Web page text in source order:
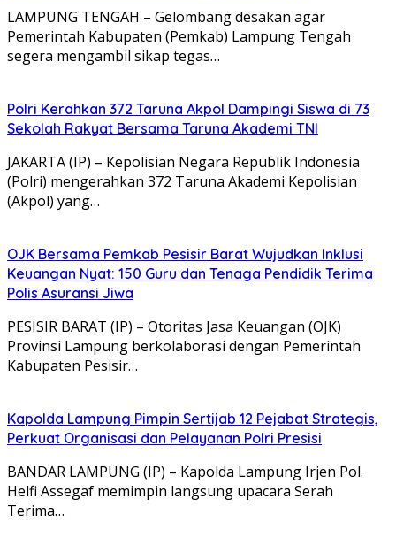
LAMPUNG TENGAH – Gelombang desakan agar
Pemerintah Kabupaten (Pemkab) Lampung Tengah
segera mengambil sikap tegas…
Polri Kerahkan 372 Taruna Akpol Dampingi Siswa di 73
Sekolah Rakyat Bersama Taruna Akademi TNI
JAKARTA (IP) – Kepolisian Negara Republik Indonesia
(Polri) mengerahkan 372 Taruna Akademi Kepolisian
(Akpol) yang…
OJK Bersama Pemkab Pesisir Barat Wujudkan Inklusi
Keuangan Nyat: 150 Guru dan Tenaga Pendidik Terima
Polis Asuransi Jiwa
PESISIR BARAT (IP) – Otoritas Jasa Keuangan (OJK)
Provinsi Lampung berkolaborasi dengan Pemerintah
Kabupaten Pesisir…
Kapolda Lampung Pimpin Sertijab 12 Pejabat Strategis,
Perkuat Organisasi dan Pelayanan Polri Presisi
BANDAR LAMPUNG (IP) – Kapolda Lampung Irjen Pol.
Helfi Assegaf memimpin langsung upacara Serah
Terima…